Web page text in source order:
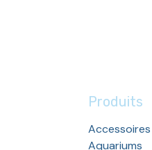
Produits
Accessoires
Aquariums